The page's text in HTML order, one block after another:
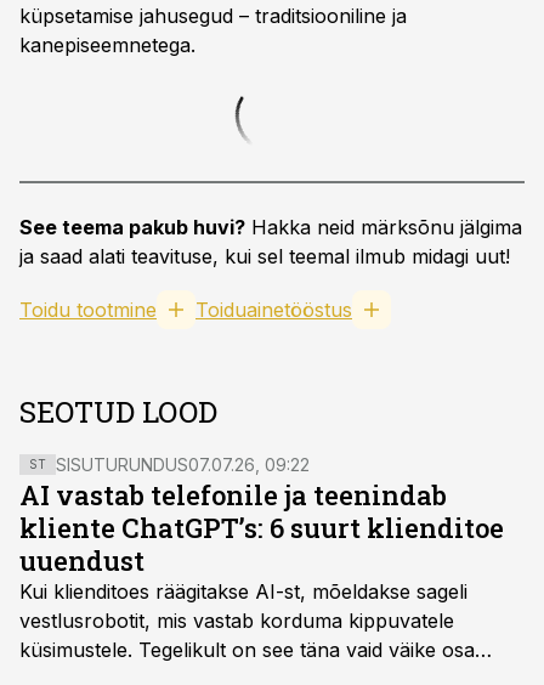
küpsetamise jahusegud – traditsiooniline ja
kanepiseemnetega.
See teema pakub huvi? Hakka neid märksõnu jälgima
ja saad alati teavituse, kui sel teemal ilmub midagi uut!
Toidu tootmine Toiduainetööstus
SEOTUD LOOD
ST SISUTURUNDUS07.07.26, 09:22
AI vastab telefonile ja teenindab
kliente ChatGPT’s: 6 suurt klienditoe
uuendust
Kui klienditoes räägitakse AI-st, mõeldakse sageli
vestlusrobotit, mis vastab korduma kippuvatele
küsimustele. Tegelikult on see täna vaid väike osa